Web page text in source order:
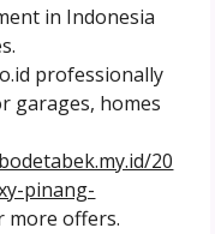
in Indonesia
professionally
garages, homes
20
pinang-
more offers.